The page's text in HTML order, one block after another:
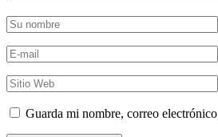
Guarda mi nombre, correo